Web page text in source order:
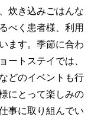
炊き込みごはんな
べく患者様、利用
ます。季節に合わ
ートステイでは、
どのイベントも行
にとって楽しみの
事に取り組んでい